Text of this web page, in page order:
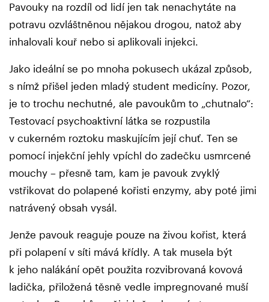
Pavouky na rozdíl od lidí jen tak nenachytáte na
potravu ozvláštněnou nějakou drogou, natož aby
inhalovali kouř nebo si aplikovali injekci.
Jako ideální se po mnoha pokusech ukázal způsob,
s nímž přišel jeden mladý student medicíny. Pozor,
je to trochu nechutné, ale pavoukům to „chutnalo“:
Testovací psychoaktivní látka se rozpustila
v cukerném roztoku maskujícím její chuť. Ten se
pomocí injekční jehly vpíchl do zadečku usmrcené
mouchy – přesně tam, kam je pavouk zvyklý
vstřikovat do polapené kořisti enzymy, aby poté jimi
natrávený obsah vysál.
Jenže pavouk reaguje pouze na živou kořist, která
při polapení v síti mává křídly. A tak musela být
k jeho nalákání opět použita rozvibrovaná kovová
ladička, přiložená těsně vedle impregnované muší